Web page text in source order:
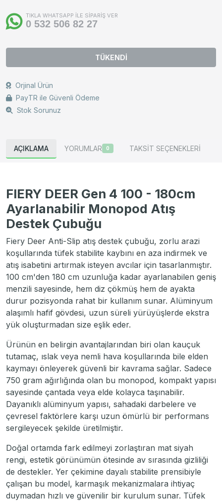
TIKLA WHATSAPP İLE SİPARİŞ VER
0 532 506 82 27
TÜKENDİ
Orjinal Ürün
PayTR ile Güvenli Ödeme
Stok Sorunuz
AÇIKLAMA YORUMLAR 0 TAKSİT SEÇENEKLERİ
FIERY DEER Gen 4 100 - 180cm
Ayarlanabilir Monopod Atış
Destek Çubuğu
Fiery Deer Anti-Slip atış destek çubuğu, zorlu arazi
koşullarında tüfek stabilite kaybını en aza indirmek ve
atış isabetini artırmak isteyen avcılar için tasarlanmıştır.
100 cm'den 180 cm uzunluğa kadar ayarlanabilen geniş
menzili sayesinde, hem diz çökmüş hem de ayakta
durur pozisyonda rahat bir kullanım sunar. Alüminyum
alaşımlı hafif gövdesi, uzun süreli yürüyüşlerde ekstra
yük oluşturmadan size eşlik eder.
Ürünün en belirgin avantajlarından biri olan kauçuk
tutamaç, ıslak veya nemli hava koşullarında bile elden
kaymayı önleyerek güvenli bir kavrama sağlar. Sadece
750 gram ağırlığında olan bu monopod, kompakt yapısı
sayesinde çantada veya elde kolayca taşınabilir.
Dayanıklı alüminyum yapısı, sahadaki darbelere ve
çevresel faktörlere karşı uzun ömürlü bir performans
sergileyecek şekilde üretilmiştir.
Doğal ortamda fark edilmeyi zorlaştıran mat siyah
rengi, estetik görünümün ötesinde av sırasında gizliliği
de destekler. Yer çekimine dayalı stabilite prensibiyle
çalışan bu model, karmaşık mekanizmalara ihtiyaç
duymadan hızlı ve güvenilir bir kurulum sunar. Tüfek